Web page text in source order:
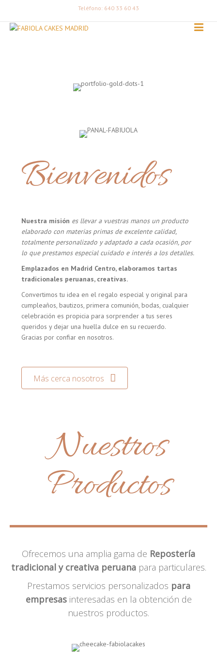
Teléfono: 640 33 60 43
Bienvenidos
Nuestra misión es llevar a vuestras manos un producto
elaborado con materias primas de excelente calidad,
totalmente personalizado y adaptado a cada ocasión, por
lo que prestamos especial cuidado e interés a los detalles.
Emplazados en Madrid Centro, elaboramos tartas
tradicionales peruanas, creativas.
Convertimos tu idea en el regalo especial y original para
cumpleaños, bautizos, primera comunión, bodas, cualquier
celebración es propicia para sorprender a tus seres
queridos y dejar una huella dulce en su recuerdo.
Gracias por confiar en nosotros.
Más cerca nosotros
Nuestros
Productos
Ofrecemos una amplia gama de Repostería
tradicional y creativa peruanapara particulares.
Prestamos servicios personalizados para
empresasinteresadas en la obtención de
nuestros productos.